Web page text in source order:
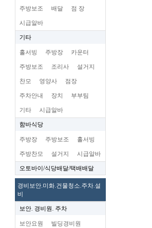
주방보조 배달 점 장
시급알바
기타
홀서빙 주방장 카운터
주방보조 조리사 설거지
찬모 영양사 점장
주차안내 장치 부부팀
기타 시급알바
함바식당
주방장 주방보조 홀서빙
주방찬모 설거지 시급알바
오토바이/식당배달/택배배달
경비보안.미화.건물청소.주차.설
비
보안. 경비원. 주차
보안요원 빌딩경비원